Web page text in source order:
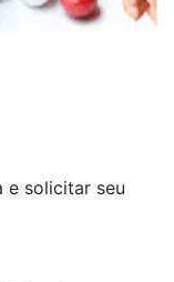
e solicitar seu